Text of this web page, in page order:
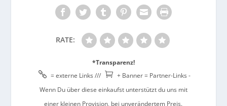
RATE:
*Transparenz!
 = externe Links ///  + Banner = Partner-Links -
Wenn Du über diese einkaufst unterstützt du uns mit
einer kleinen Provision, bei unverändertem Preis.